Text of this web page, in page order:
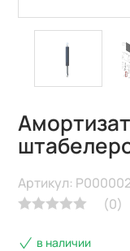
(0)
Артикул:
в наличии